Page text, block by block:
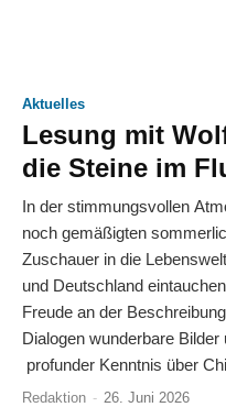
Aktuelles
Lesung mit
die Steine im
In der stimmungsvollen
noch gemäßigten
Zuschauer in die
und Deutschland
Freude an der
Dialogen wunderbare
profunder Kenntnis über
Redaktion - 26. Juni 2026